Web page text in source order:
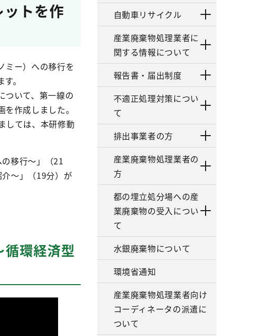
トを作
ミー）への移行を
。
ついて、第一線の
作成しました。
しては、本研修動
移行～」（21
～」（19分）が
環経済型
自動車リサイクル
産業廃棄物処理業者に
関する情報について
報告書・届出制度
不適正処理対策につい
て
排出事業者の方
産業廃棄物処理業者の
方
都の埋立処分場への産
業廃棄物の受入につい
て
水銀廃棄物について
環境省通知
産業廃棄物処理業者向け
コーディネータの派遣に
ついて